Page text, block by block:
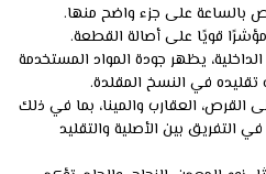
بالساعة على جزء واضح منها.
قويًا على أصالة القطعة.
يظهر جودة المواد المستخدمة
تقليده في النسخ المقلدة.
القرص، العقارب والمينا، بما في ذلك
التفريق بين الأصلية والتقليد